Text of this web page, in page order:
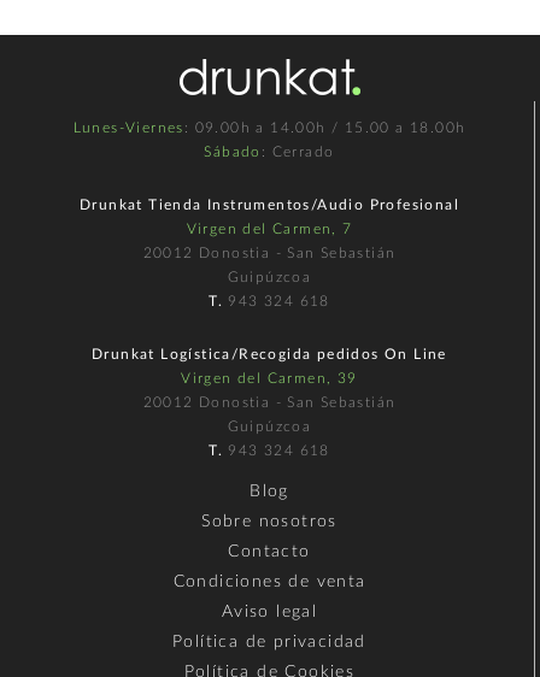
Lunes-Viernes : 09.00h a 14.00h / 15.00 a 18.00h
Sábado : Cerrado
Drunkat Tienda Instrumentos/Audio Profesional
Virgen del Carmen, 7
20012 Donostia - San Sebastián
Guipúzcoa
T. 943 324 618
Drunkat Logística/Recogida pedidos On Line
Virgen del Carmen, 39
20012 Donostia - San Sebastián
Guipúzcoa
T. 943 324 618
Blog
Sobre nosotros
Contacto
Condiciones de venta
Aviso legal
Política de privacidad
Política de Cookies